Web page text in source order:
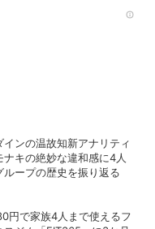
インの温故知新アナリティ
ナキの絶妙な違和感に4人
ループの歴史を振り返る
円で家族4人まで使えるフ